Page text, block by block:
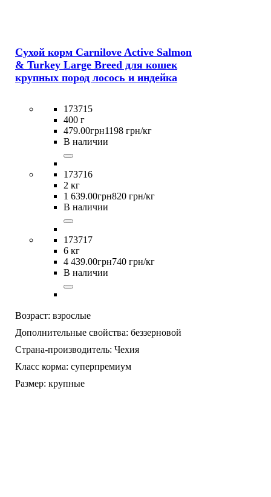
Сухой корм Carnilove Active Salmon
& Turkey Large Breed для кошек
крупных пород лосось и индейка
173715
400 г
479.00грн1198 грн/кг
В наличии
173716
2 кг
1 639.00грн820 грн/кг
В наличии
173717
6 кг
4 439.00грн740 грн/кг
В наличии
Возраст: взрослые
Дополнительные свойства: беззерновой
Страна-производитель: Чехия
Класс корма: суперпремиум
Размер: крупные